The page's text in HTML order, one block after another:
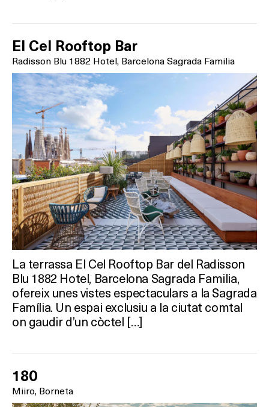
El Cel Rooftop Bar
Radisson Blu 1882 Hotel, Barcelona Sagrada Familia
La terrassa El Cel Rooftop Bar del Radisson
Blu 1882 Hotel, Barcelona Sagrada Familia,
ofereix unes vistes espectaculars a la Sagrada
Família. Un espai exclusiu a la ciutat comtal
on gaudir d’un còctel […]
180
Miiro, Borneta